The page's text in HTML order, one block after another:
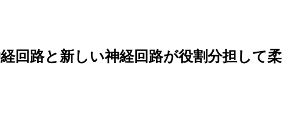
回路と新しい神経回路が役割分担して柔